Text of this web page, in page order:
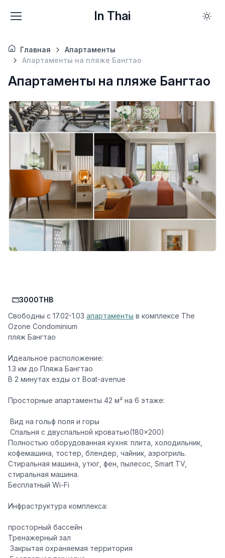
In Thai
Главная
Апартаменты
Апартаменты на пляже Бангтао
Апартаменты на пляже Бангтао
3000THB
Свободны с 17.02-1.03 апартаменты в комплексе The
Ozone Condominium
пляж Бангтао
Идеальное расположение:
️1.3 км до Пляжа Бангтао
️В 2 минутах езды от Boat-avenue
Просторные апартаменты 42 м² на 6 этаже:
️ Вид на гольф поля и горы
️ Спальня с двуспальной кроватью(180×200)
Полностью оборудованная кухня: плита, холодильник,
кофемашина, тостер, блендер, чайник, аэрогриль.
Стиральная машина, утюг, фен, пылесос, Smart TV,
стиральная машина.
Бесплатный Wi-Fi
Инфраструктура комплекса:
просторный бассейн
Тренажерный зал
️ Закрытая охраняемая территория